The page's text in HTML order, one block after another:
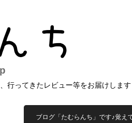
ち
行ってきたレビュー等をお届けします
ブログ「たむらんち」です♪覚え